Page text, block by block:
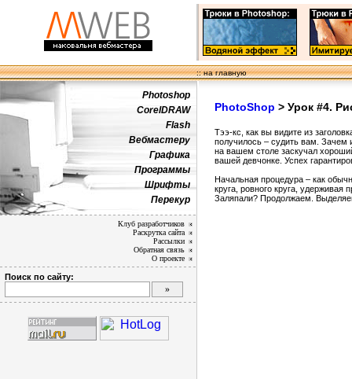
:: на главную
Photoshop
CorelDRAW
Flash
Вебмастеру
Графика
Программы
Шрифты
Перекур
Клуб разработчиков
Раскрутка сайта
Рассылки
Обратная связь
О проекте
Поиск по сайту:
PhotoShop > Урок #4.
Тээ-кс, как вы видите из
получилось – судить вам. Зачем
на вашем столе заскучал
вашей девчонке. Успех
Начальная процедура – как
круга, ровного круга,
Заляпали? Продолжаем.